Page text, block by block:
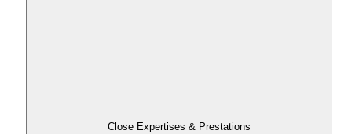
Close Expertises & Prestations